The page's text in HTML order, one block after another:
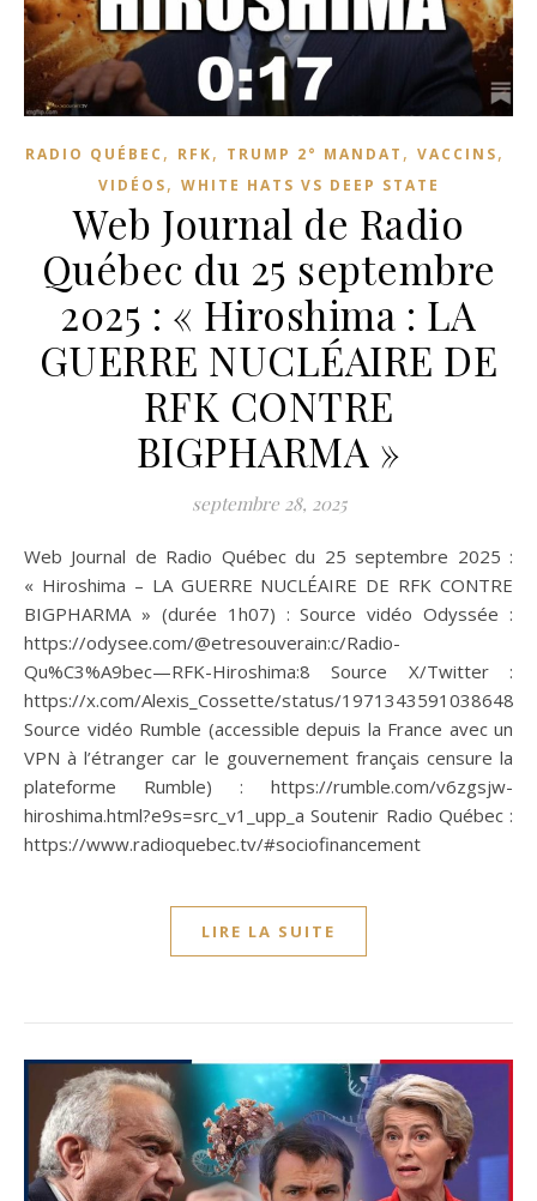
RADIO QUÉBEC , RFK, TRUMP 2° MANDAT , VACCINS,
VIDÉOS, WHITE HATS VS DEEP STATE
Web Journal de Radio
Québec du 25 septembre
2025 : « Hiroshima : LA
GUERRE NUCLÉAIRE DE
RFK CONTRE
BIGPHARMA »
septembre 28, 2025
Web Journal de Radio Québec du 25 septembre 2025 :
« Hiroshima – LA GUERRE NUCLÉAIRE DE RFK CONTRE
BIGPHARMA » (durée 1h07) : Source vidéo Odyssée :
https://odysee.com/@etresouverain:c/Radio-
Qu%C3%A9bec—RFK-Hiroshima:8 Source X/Twitter :
https://x.com/Alexis_Cossette/status/
Source vidéo Rumble (accessible depuis la France avec un
VPN à l’étranger car le gouvernement français censure la
plateforme Rumble) : https://rumble.com/v6zgsjw-
hiroshima.html?e9s=src_v1_upp_a Soutenir Radio Québec :
https://www.radioquebec.tv/#sociofinancement
LIRE LA SUITE